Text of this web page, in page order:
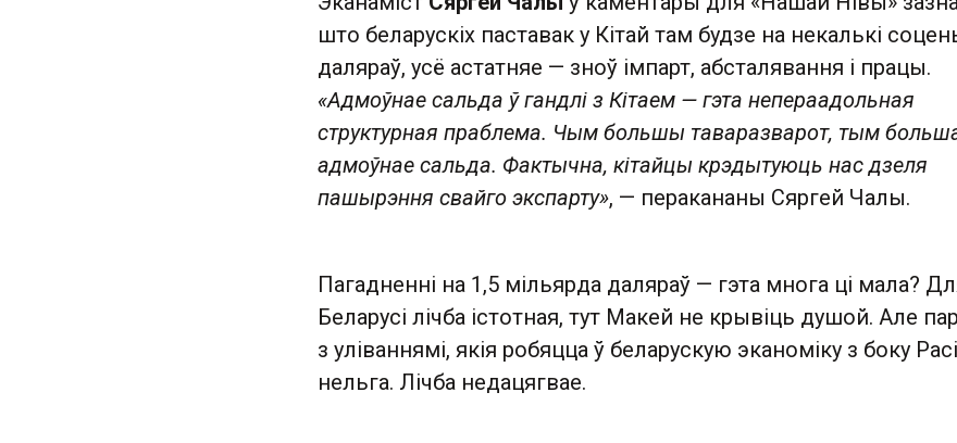
што беларускіх паставак у Кітай там будзе на некалькі
даляраў, усё астатняе — зноў імпарт, абсталявання і працы.
«Адмоўнае сальда ў гандлі з Кітаем — гэта непераадольная
структурная праблема. Чым большы таваразварот, тым
адмоўнае сальда. Фактычна, кітайцы крэдытуюць нас дзеля
пашырэння свайго экспарту», — перакананы Сяргей Чалы.
Пагадненні на 1,5 мільярда даляраў — гэта многа ці мала?
Беларусі лічба істотная, тут Макей не крывіць душой. Але
з уліваннямі, якія робяцца ў беларускую эканоміку з боку
нельга. Лічба недацягвае.